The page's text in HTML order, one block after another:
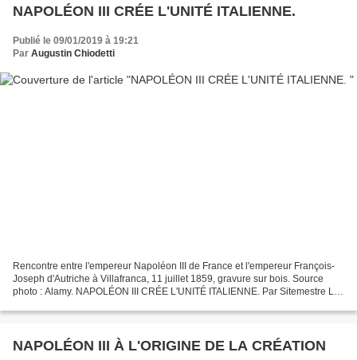
NAPOLÉON III CRÉE L'UNITÉ ITALIENNE.
Publié le 09/01/2019 à 19:21
Par Augustin Chiodetti
Rencontre entre l'empereur Napoléon III de France et l'empereur François-
Joseph d'Autriche à Villafranca, 11 juillet 1859, gravure sur bois. Source
photo : Alamy. NAPOLÉON III CRÉE L'UNITÉ ITALIENNE. Par Sitemestre La
NAPOLÉON III À L'ORIGINE DE LA CRÉATION